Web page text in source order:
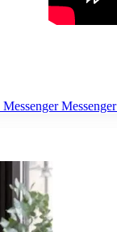
Messenger Messenger